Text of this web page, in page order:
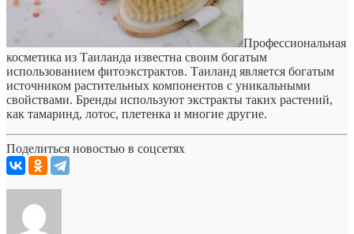
Профессиональная
косметика из Таиланда известна своим богатым
использованием фитоэкстрактов. Таиланд является богатым
источником растительных компонентов с уникальными
свойствами. Бренды используют экстракты таких растений,
как тамаринд, лотос, плетенка и многие другие.
Поделиться новостью в соцсетях